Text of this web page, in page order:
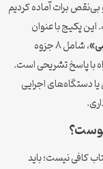
بی‌نقص برات آماده کردیم
پکیج با عنوان
، شامل ۸ جزوه
استاندارد همراه با پاسخ تشریحی است.
دستگاه‌های اجرایی
کافی نیست؛ باید